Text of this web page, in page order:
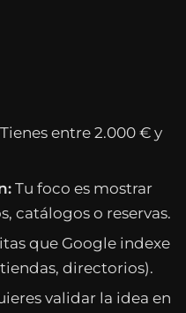
Tienes entre 2.000 € y
Tu foco es mostrar
catálogos o reservas.
que Google indexe
directorios).
validar la idea en